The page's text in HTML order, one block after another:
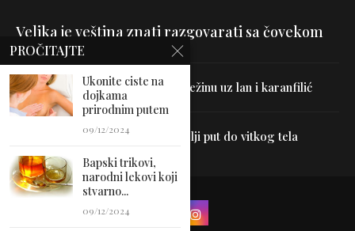
Velika je veština znati razgovarati sa čovekom
Uništite parazite i normalizujte težinu uz lan i karanfilić
Dr Hajder: Akupunktura je najbolji put do vitkog tela
PROČITAJTE
Ukonite ciste na
dojkama
prirodnim putem
09/12/2024
Bapski trikovi,
narodni lekovi koji
stvarno...
09/12/2024